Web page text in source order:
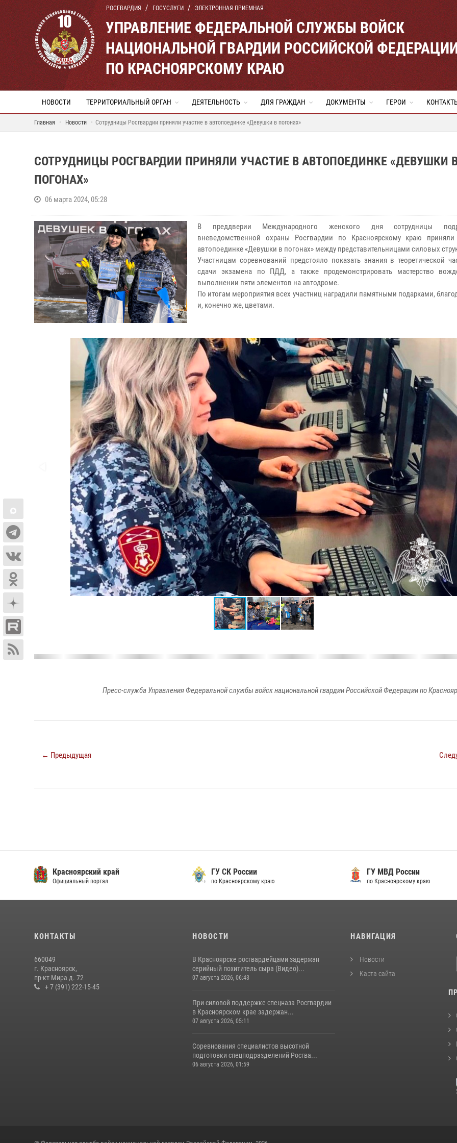
РОСГВАРДИЯ ГОСУСЛУГИ ЭЛЕКТРОННАЯ ПРИЕМНАЯ
УПРАВЛЕНИЕ ФЕДЕРАЛЬНОЙ СЛУЖБЫ ВОЙСК
НАЦИОНАЛЬНОЙ ГВАРДИИ РОССИЙСКОЙ
ПО КРАСНОЯРСКОМУ КРАЮ
НОВОСТИ ТЕРРИТОРИАЛЬНЫЙ ОРГАН ДЕЯТЕЛЬНОСТЬ ДЛЯ ГРАЖДАН ДОКУМЕНТЫ ГЕРОИ
Главная Новости Сотрудницы Росгвардии приняли участие в автопоединке «Девушки в погонах»
СОТРУДНИЦЫ РОСГВАРДИИ ПРИНЯЛИ УЧАСТИЕ В АВТОПОЕДИНКЕ «ДЕВУШКИ
ПОГОНАХ»
06 марта 2024, 05:28
В преддверии Международного женского дня сотрудницы
вневедомственной охраны Росгвардии по Красноярскому краю
автопоединке «Девушки в погонах» между представительницами силовых
Участницам соревнований предстояло показать знания в теоретической
сдачи экзамена по ПДД, а также продемонстрировать мастерство
выполнении пяти элементов на автодроме.
По итогам мероприятия всех участниц наградили памятными подарками,
и, конечно же, цветами.
Пресс-служба Управления Федеральной службы войск национальной гвардии Российской Федерации по
← Предыдущая
Красноярский край
Официальный портал
ГУ СК России
по Красноярскому краю
ГУ МВД России
по Красноярскому краю
КОНТАКТЫ
660049
г. Красноярск,
пр-кт Мира д. 72
+ 7 (391) 222-15-45
НОВОСТИ
В Красноярске росгвардейцами задержан
серийный похититель сыра (Видео)...
07 августа 2026, 06:43
При силовой поддержке спецназа Росгвардии
в Красноярском крае задержан...
07 августа 2026, 05:11
Соревнования специалистов высотной
подготовки спецподразделений Росгва...
06 августа 2026, 01:59
НАВИГАЦИЯ
Новости
Карта сайта